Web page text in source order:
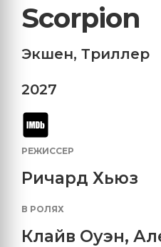
Scorpion
Экшен, Триллер
2027
РЕЖИССЕР
Ричард Хьюз
В РОЛЯХ
Клайв Оуэн,